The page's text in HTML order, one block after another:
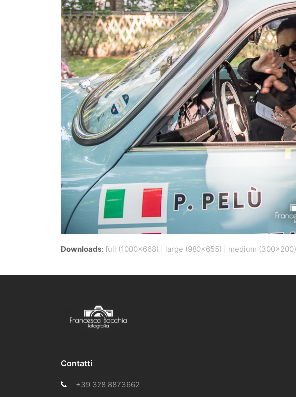
Downloads: full (1000x668) large (980x655) medium (300x200)
Contatti
+39 328 8873662